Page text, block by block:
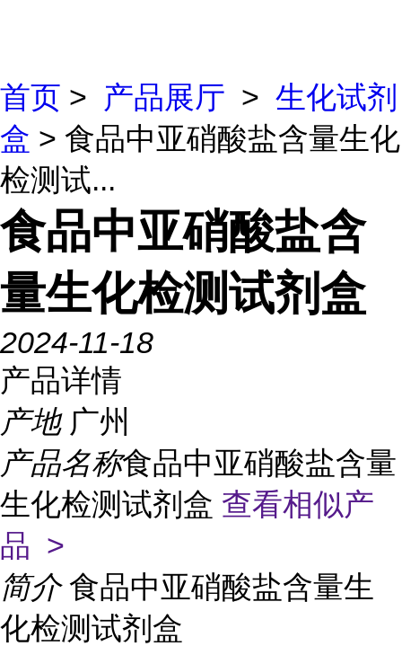
首页 > 产品展厅 > 生化试剂
盒 > 食品中亚硝酸盐含量生化
检测试...
食品中亚硝酸盐含
量生化检测试剂盒
2024-11-18
产品详情
产地 广州
产品名称食品中亚硝酸盐含量
生化检测试剂盒 查看相似产
品 >
简介 食品中亚硝酸盐含量生
化检测试剂盒